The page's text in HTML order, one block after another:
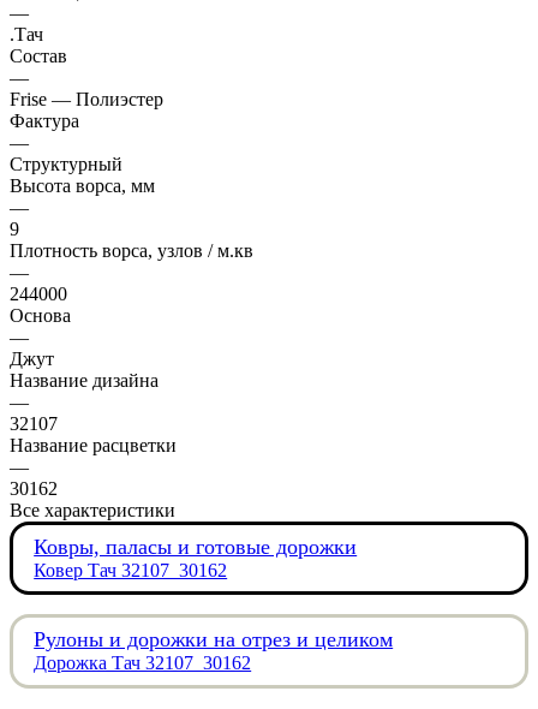
—
.Тач
Состав
—
Frise — Полиэстер
Фактура
—
Структурный
Высота ворса, мм
—
9
Плотность ворса, узлов / м.кв
—
244000
Основа
—
Джут
Название дизайна
—
32107
Название расцветки
—
30162
Все характеристики
Ковры, паласы и готовые дорожки
Ковер Тач 32107_30162
Рулоны и дорожки на отрез и целиком
Дорожка Тач 32107_30162